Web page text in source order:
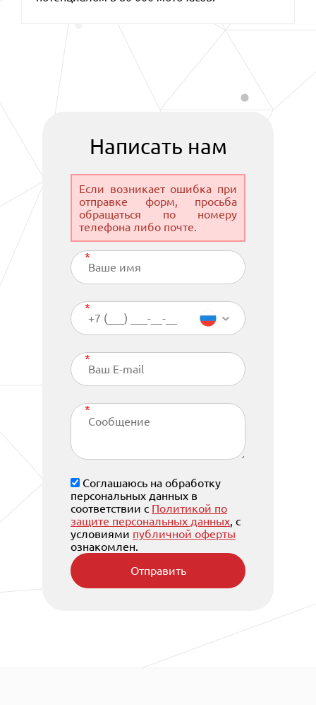
Написать нам
Если возникает ошибка при
отправке форм, просьба
обращаться по номеру
телефона либо почте.
Соглашаюсь на обработку
персональных данных в
соответствии с Политикой по
защите персональных данных, с
условиями публичной оферты
ознакомлен.
Отправить